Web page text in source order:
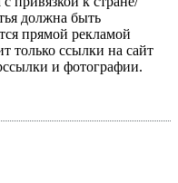
должна быть
прямой рекламой
только ссылки на сайт
и фотографии.